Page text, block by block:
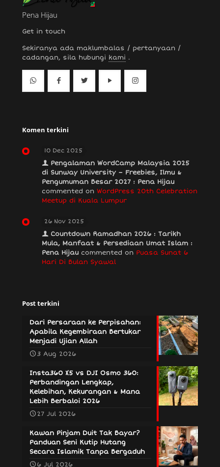
Pena Hijau
Get in touch
Sekiranya ada maklumbalas / pertanyaan /
cadangan, sila hubungi kami .
Komen terkini
10 Dec 2025
Pengalaman WordCamp Malaysia 2025
di Sunway University – Freebies, Ilmu &
Pengumuman Besar 2027 : Pena Hijau
commented on WordPress 20th Celebration
Meetup di Kuala Lumpur
26 Nov 2025
Countdown Ramadhan 2026 : Tarikh
Mula, Manfaat & Persediaan Umat Islam :
Pena Hijau commented on Puasa Sunat 6
Hari Di Bulan Syawal
Post terkini
Dari Persaraan ke Perpisahan:
Apabila Kegembiraan Bertukar
Menjadi Ujian Allah
3 Aug 2026
Insta360 X5 vs DJI Osmo 360:
Perbandingan Lengkap,
Kelebihan, Kekurangan & Mana
Lebih Berbaloi 2026
27 Jul 2026
Kawan Pinjam Duit Tak Bayar?
Panduan Seni Kutip Hutang
Secara Islamik Tanpa Bergaduh
6 Jul 2026